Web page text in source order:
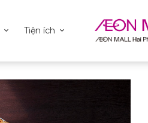
Tiện ích